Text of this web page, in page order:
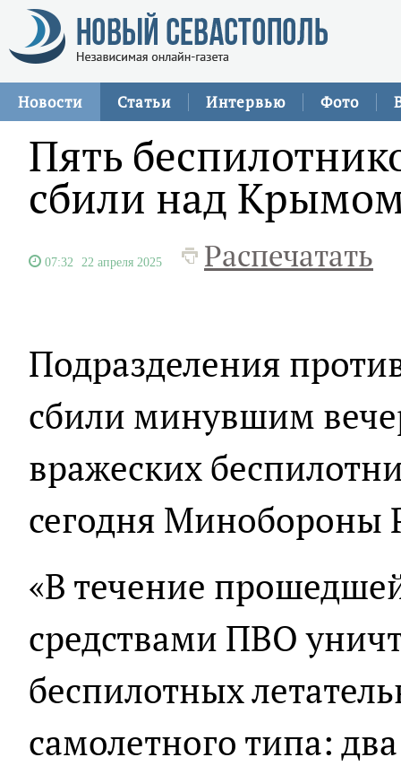
Новости Статьи Интервью Фото
Пять
сбили над
07:32 22 апреля 2025 Распечатать
Подразделения
сбили минувшим
вражеских
сегодня Минобороны
«В течение
средствами ПВО
беспилотных
самолетного типа: